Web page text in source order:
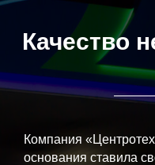
Качество
Компания
основания ставила